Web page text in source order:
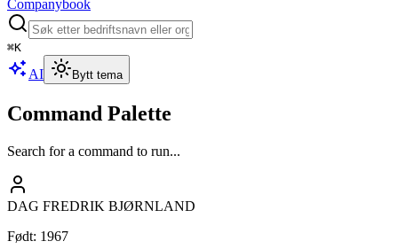
Companybook
⌘K
AI Bytt tema
Command Palette
Search for a command to run...
DAG FREDRIK BJØRNLAND
Født: 1967